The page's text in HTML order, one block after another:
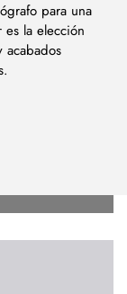
para una
es la elección
acabados